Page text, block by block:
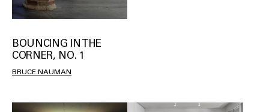
BOUNCING IN THE
CORNER, NO. 1
BRUCE NAUMAN